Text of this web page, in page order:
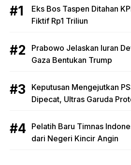
Eks Bos Taspen Ditahan
Fiktif Rp1 Triliun
Prabowo Jelaskan Iuran
Gaza Bentukan Trump
Keputusan Mengejutkan
Dipecat, Ultras Garuda
Pelatih Baru Timnas
dari Negeri Kincir Angin